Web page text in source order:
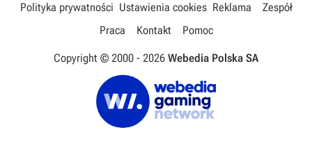
Polityka prywatności Ustawienia cookies Reklama
Zespół
Praca
Kontakt Pomoc
Copyright © 2000 - 2026 Webedia Polska SA